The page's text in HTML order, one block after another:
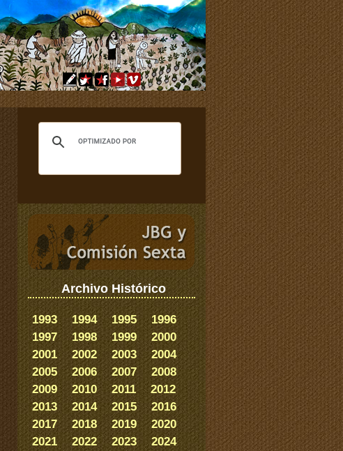
Archivo Histórico
1993 1994 1995
1996
1997
1998 1999
2000
2001
2002 2003
2004
2005
2006 2007
2008
2009
2010 2011
2012
2013
2014 2015
2016
2017
2018 2019
2020
2021
2022 2023
2024